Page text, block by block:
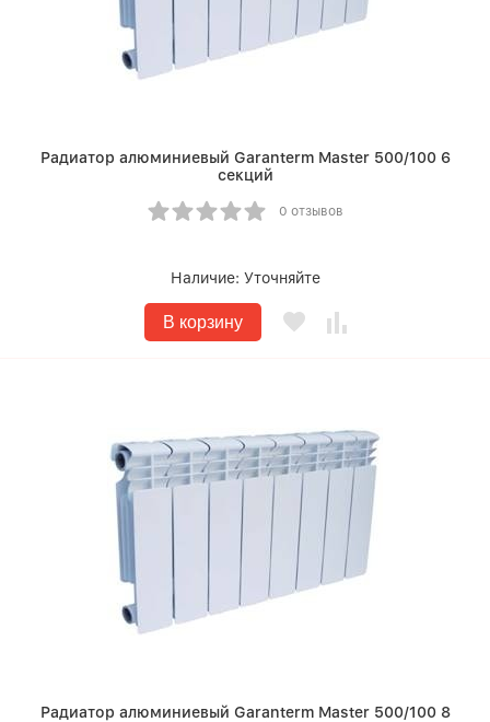
Радиатор алюминиевый Garanterm Master 500/100 6
секций
0 отзывов
Наличие: Уточняйте
В корзину
Радиатор алюминиевый Garanterm Master 500/100 8